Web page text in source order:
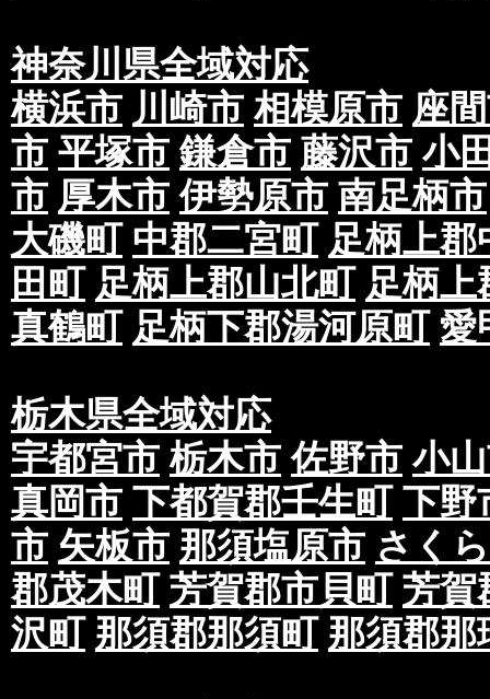
神奈川県全域対応
横浜市 川崎市 相模原市 座
市 平塚市 鎌倉市 藤沢市 小
市 厚木市 伊勢原市 南足柄市
大磯町 中郡二宮町 足柄上郡
田町 足柄上郡山北町 足柄上
真鶴町 足柄下郡湯河原町 愛
栃木県全域対応
宇都宮市 栃木市 佐野市 小
真岡市 下都賀郡壬生町 下野
市 矢板市 那須塩原市 さく
郡茂木町 芳賀郡市貝町 芳賀
沢町 那須郡那須町 那須郡那